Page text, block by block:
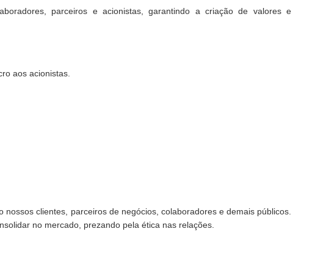
parceiros e acionistas, garantindo a criação de valores e
aos acionistas.
clientes, parceiros de negócios, colaboradores e demais públicos.
no mercado, prezando pela ética nas relações.